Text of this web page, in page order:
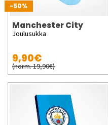
-50%
Manchester City
Joulusukka
9,90€
(norm. 19,90€)